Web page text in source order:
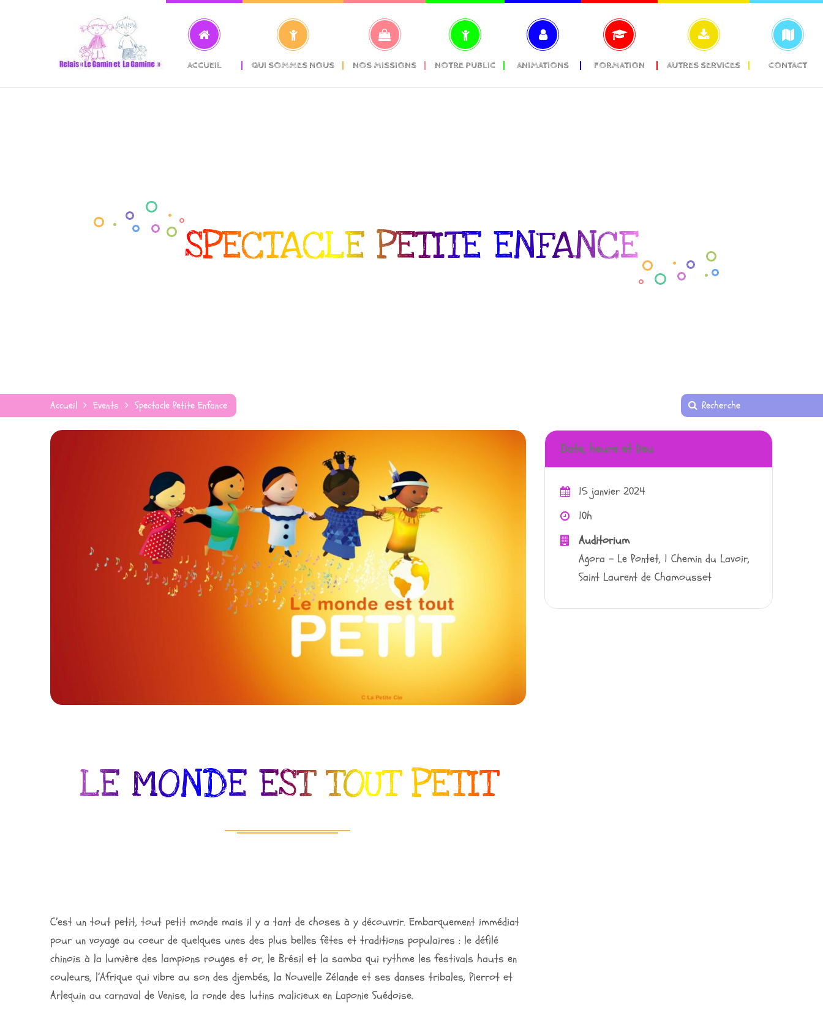
ACCUEIL QUI SOMMES NOUS NOS MISSIONS NOTRE PUBLIC ANIMATIONS FORMATION AUTRES SERVICES CONTACT
SPECTACLE PETITE ENFANCE
Accueil Events Spectacle Petite Enfance
LE MONDE EST TOUT PETIT
C’est un tout petit, tout petit monde mais il y a tant de choses à y découvrir. Embarquement immédiat
pour un voyage au coeur de quelques unes des plus belles fêtes et traditions populaires : le défilé
chinois à la lumière des lampions rouges et or, le Brésil et la samba qui rythme les festivals hauts en
couleurs, l’Afrique qui vibre au son des djembés, la Nouvelle Zélande et ses danses tribales, Pierrot et
Arlequin au carnaval de Venise, la ronde des lutins malicieux en Laponie Suédoise.
Date, heure et lieu
15 janvier 2024
10h
Auditorium
Agora - Le Pontet, 1 Chemin du Lavoir,
Saint Laurent de Chamousset